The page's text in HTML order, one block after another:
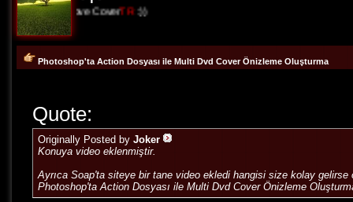
I Love CoverTR:))
Photoshop'ta Action Dosyası ile Multi Dvd Cover Önizleme Oluşturma
Quote:
Originally Posted by Joker
Konuya video eklenmiştir.
Ayrıca Soap'ta siteye bir tane video ekledi hangisi size kolay gelirse
Photoshop'ta Action Dosyası ile Multi Dvd Cover Önizleme